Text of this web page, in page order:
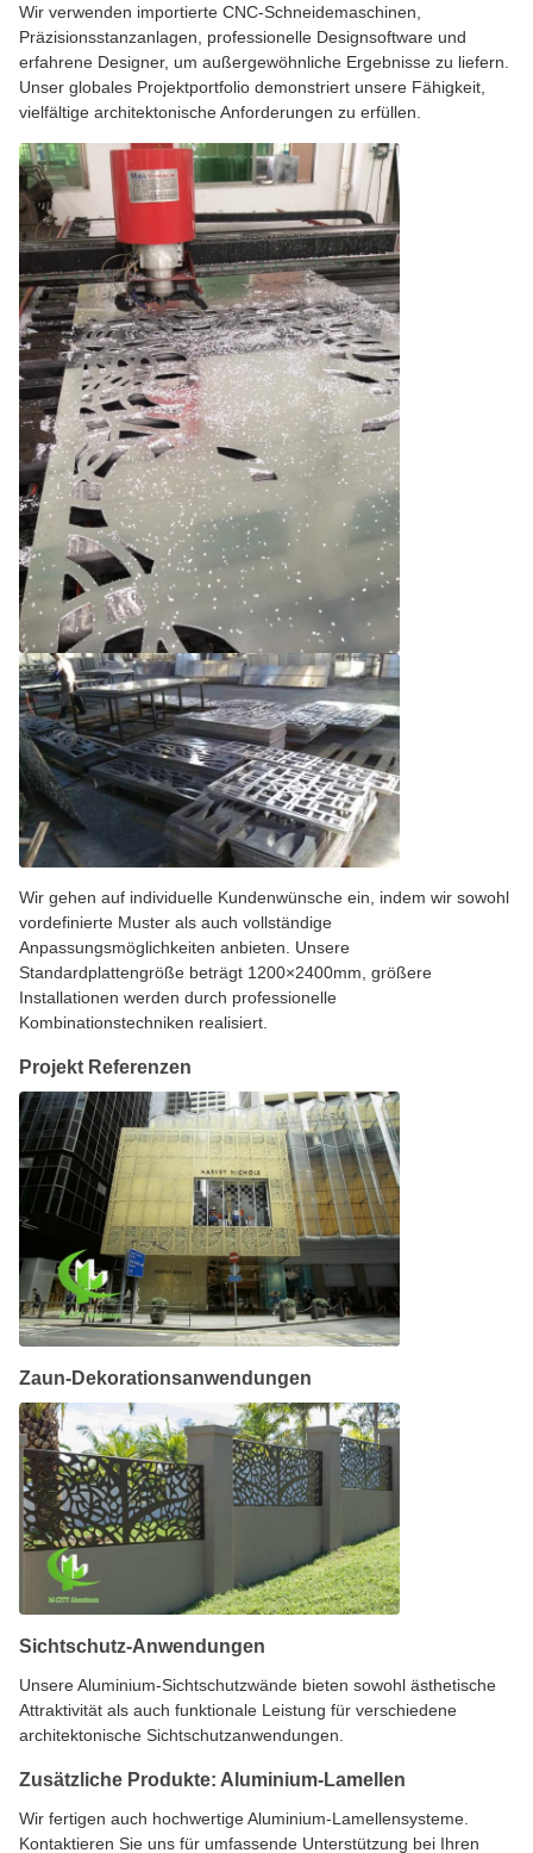
Wir verwenden importierte CNC-Schneidemaschinen,
Präzisionsstanzanlagen, professionelle Designsoftware und
erfahrene Designer, um außergewöhnliche Ergebnisse zu liefern.
Unser globales Projektportfolio demonstriert unsere Fähigkeit,
vielfältige architektonische Anforderungen zu erfüllen.
Wir gehen auf individuelle Kundenwünsche ein, indem wir sowohl
vordefinierte Muster als auch vollständige
Anpassungsmöglichkeiten anbieten. Unsere
Standardplattengröße beträgt 1200×2400mm, größere
Installationen werden durch professionelle
Kombinationstechniken realisiert.
Projekt Referenzen
Zaun-Dekorationsanwendungen
Sichtschutz-Anwendungen
Unsere Aluminium-Sichtschutzwände bieten sowohl ästhetische
Attraktivität als auch funktionale Leistung für verschiedene
architektonische Sichtschutzanwendungen.
Zusätzliche Produkte: Aluminium-Lamellen
Wir fertigen auch hochwertige Aluminium-Lamellensysteme.
Kontaktieren Sie uns für umfassende Unterstützung bei Ihren